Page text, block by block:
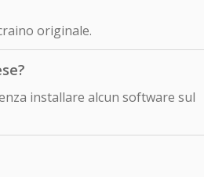
originale.
installare alcun software sul